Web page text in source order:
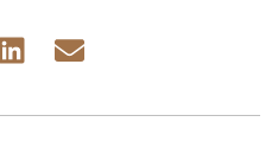
Share Share